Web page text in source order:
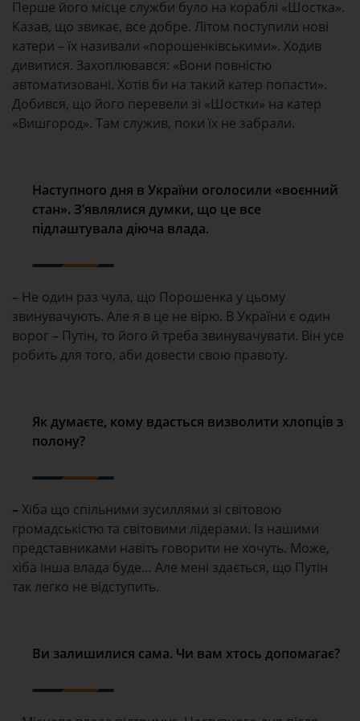
Перше його місце служби було на кораблі «Шостка».
Казав, що звикає, все добре. Літом поступили нові
катери – їх називали «порошенківськими». Ходив
дивитися. Захоплювався: «Вони повністю
автоматизовані. Хотів би на такий катер попасти».
Добився, що його перевели зі «Шостки» на катер
«Вишгород». Там служив, поки їх не забрали.
Наступного дня в України оголосили «воєнний
стан». З’являлися думки, що це все
підлаштувала діюча влада.
– Не один раз чула, що Порошенка у цьому
звинувачують. Але я в це не вірю. В України є один
ворог – Путін, то його й треба звинувачувати. Він усе
робить для того, аби довести свою правоту.
Як думаєте, кому вдасться визволити хлопців з
полону?
– Хіба що спільними зусиллями зі світовою
громадськістю та світовими лідерами. Із нашими
представниками навіть говорити не хочуть. Може,
хіба інша влада буде… Але мені здається, що Путін
так легко не відступить.
Ви залишилися сама. Чи вам хтось допомагає?